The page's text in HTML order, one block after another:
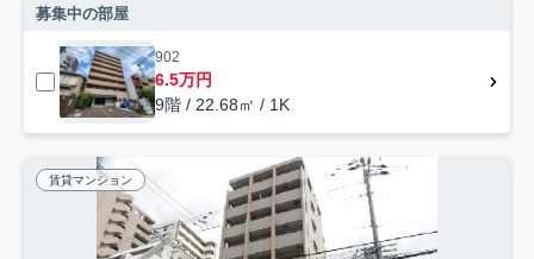
募集中の部屋
902
6.5万円
9階 / 22.68㎡ / 1K
賃貸マンション